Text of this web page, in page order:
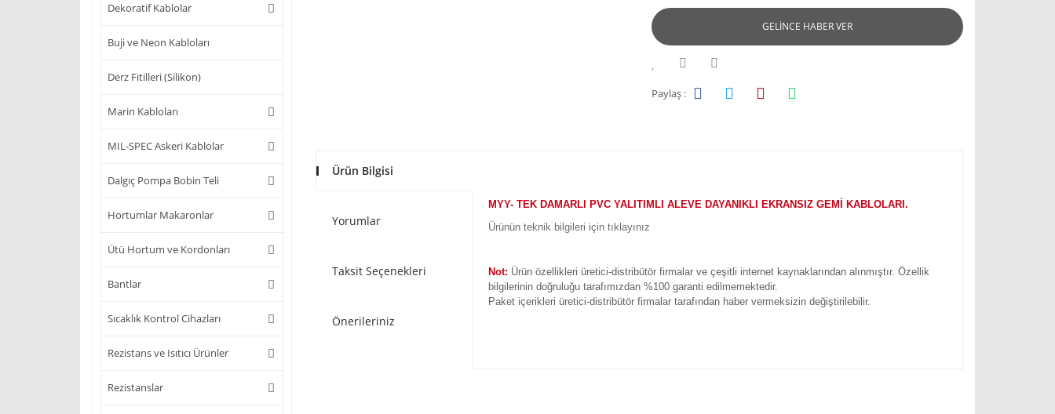
Dekoratif Kablolar
Buji ve Neon Kabloları
Derz Fitilleri (Silikon)
Marin Kabloları
MIL-SPEC Askeri Kablolar
Dalgıç Pompa Bobin Teli
Hortumlar Makaronlar
Ütü Hortum ve Kordonları
Bantlar
Sıcaklık Kontrol Cihazları
Rezistans ve Isıtıcı Ürünler
Rezistanslar
GELİNCE HABER VER
Paylaş :
Ürün Bilgisi
Yorumlar
Taksit Seçenekleri
Önerileriniz
MYY- TEK DAMARLI PVC YALITIMLI ALEVE DAYANIKLI EKRANSIZ GEMİ KABLOLARI.
Ürünün teknik bilgileri için tıklayınız
Not: Ürün özellikleri üretici-distribütör firmalar ve çeşitli internet kaynaklarından alınmıştır. Özellik
bilgilerinin doğruluğu tarafımızdan %100 garanti edilmemektedir.
Paket içerikleri üretici-distribütör firmalar tarafından haber vermeksizin değiştirilebilir.